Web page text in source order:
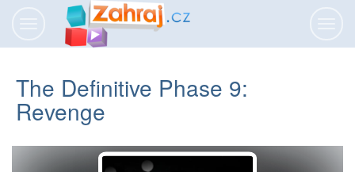
The Definitive Phase 9:
Revenge